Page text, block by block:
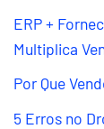
ERP +
Multiplica
Por Que
5 Erros no